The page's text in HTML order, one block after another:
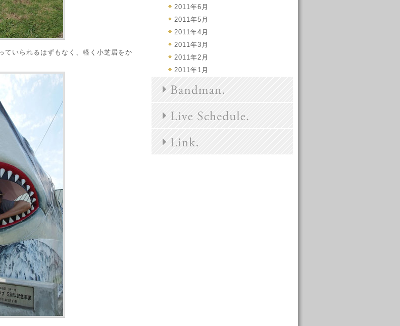
ていられるはずもなく、軽く小芝居をか
2011年6月
2011年5月
2011年4月
2011年3月
2011年2月
2011年1月